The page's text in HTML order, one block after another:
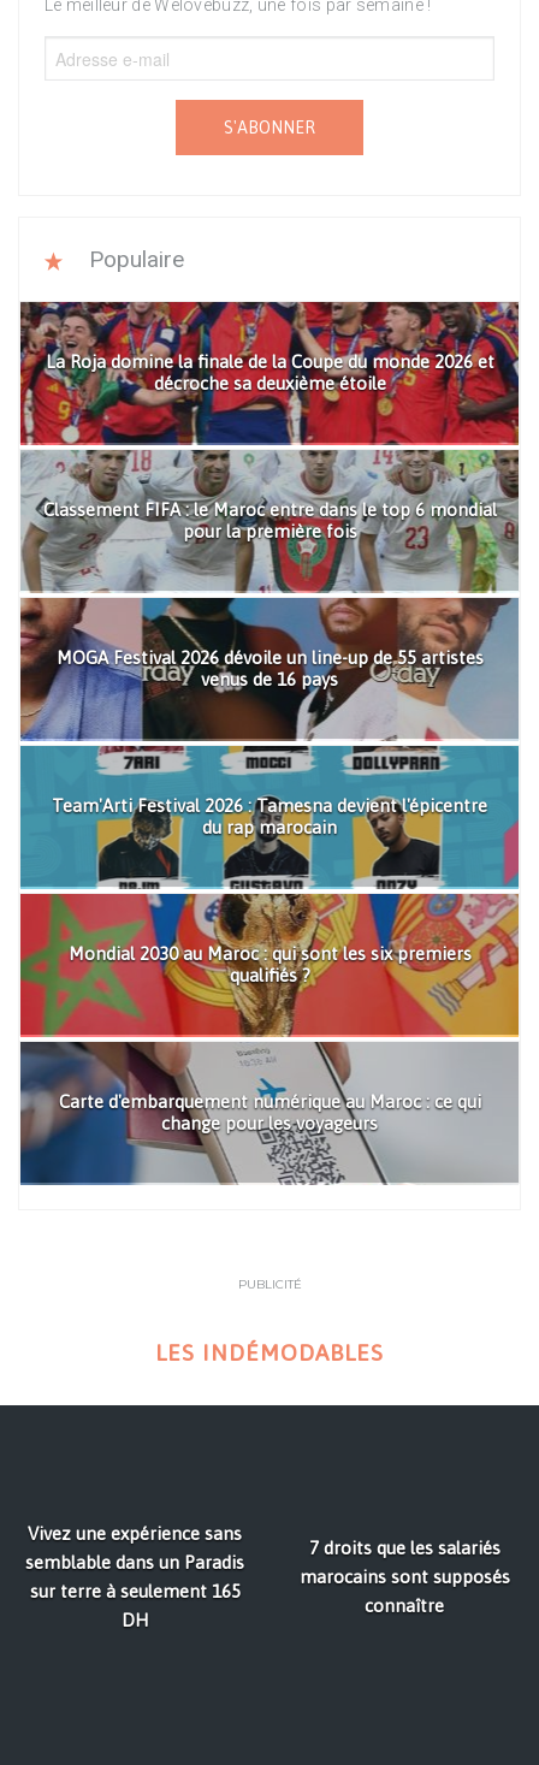
Le meilleur de Welovebuzz, une fois par semaine !
S'ABONNER
Populaire
La Roja domine la finale de la Coupe du monde 2026 et
décroche sa deuxième étoile
Classement FIFA : le Maroc entre dans le top 6 mondial
pour la première fois
MOGA Festival 2026 dévoile un line-up de 55 artistes
venus de 16 pays
Team'Arti Festival 2026 : Tamesna devient l'épicentre
du rap marocain
Mondial 2030 au Maroc : qui sont les six premiers
qualifiés ?
Carte d'embarquement numérique au Maroc : ce qui
change pour les voyageurs
PUBLICITÉ
LES INDÉMODABLES
Vivez une expérience sans
semblable dans un Paradis
sur terre à seulement 165
DH
7 droits que les salariés
marocains sont supposés
connaître